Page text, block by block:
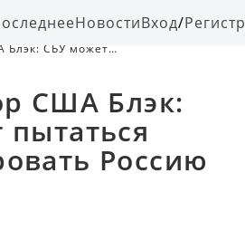
НовостиВход/
Блэк: СБУ может
США Блэк:
Россию